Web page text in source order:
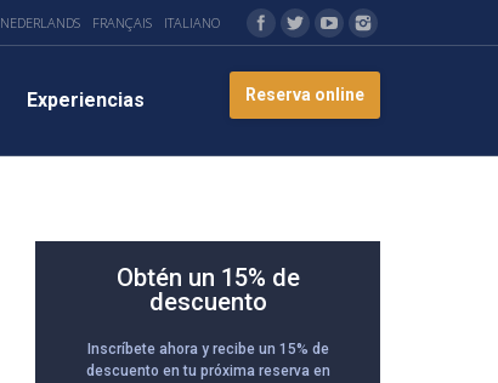
NEDERLANDS FRANÇAIS ITALIANO
Experiencias Reserva online
Obtén un 15% de
descuento
Inscríbete ahora y recibe un 15% de
descuento en tu próxima reserva en